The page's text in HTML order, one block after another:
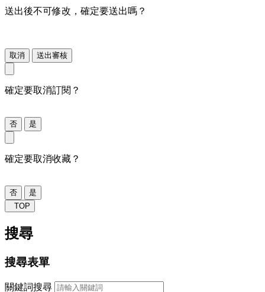
送出後不可修改，確定要送出嗎？
取消 送出審核
確定要取消訂閱？
否 是
確定要取消收藏？
否
是
TOP
搜尋
搜尋表單
關鍵詞搜尋